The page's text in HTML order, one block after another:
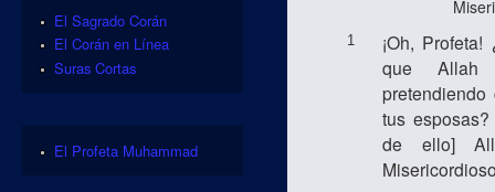
1
¡Oh,
que
tus
de ello]
El Sagrado Corán
El Corán en Línea
Suras Cortas
El Profeta Muhammad